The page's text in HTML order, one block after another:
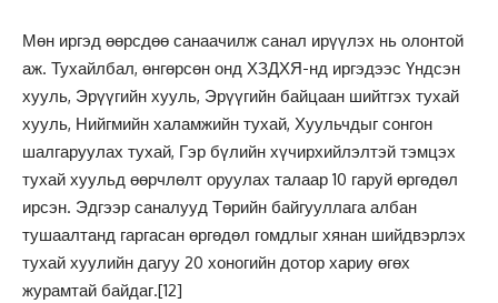
Мөн иргэд өөрсдөө санаачилж санал ирүүлэх нь олонтой
аж. Тухайлбал, өнгөрсөн онд ХЗДХЯ-нд иргэдээс Үндсэн
хууль, Эрүүгийн хууль, Эрүүгийн байцаан шийтгэх тухай
хууль, Нийгмийн халамжийн тухай, Хуульчдыг сонгон
шалгаруулах тухай, Гэр бүлийн хүчирхийлэлтэй тэмцэх
тухай хуульд өөрчлөлт оруулах талаар 10 гаруй өргөдөл
ирсэн. Эдгээр саналууд Төрийн байгууллага албан
тушаалтанд гаргасан өргөдөл гомдлыг хянан шийдвэрлэх
тухай хуулийн дагуу 20 хоногийн дотор хариу өгөх
журамтай байдаг.[12]